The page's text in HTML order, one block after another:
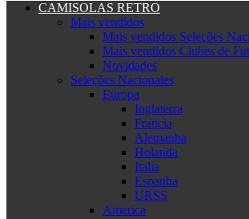
CAMISOLAS RETRO
Mais vendidos
Mais vendidos Seleções
Mais vendidos Clubes de
Novidades
Seleções Nacionales
Europa
Inglaterra
Francia
Alemanha
Holanda
Italia
Espanha
URSS
America